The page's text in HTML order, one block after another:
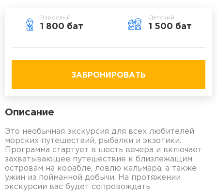
Взрослый
1 800 бат
Детский
1 500 бат
ЗАБРОНИРОВАТЬ
Описание
Это необычная экскурсия для всех любителей
морских путешествий, рыбалки и экзотики.
Программа стартует в шесть вечера и включает
захватывающее путешествие к близлежащим
островам на корабле, ловлю кальмара, а также
ужин из пойманной добычи. На протяжении
экскурсии вас будет сопровождать